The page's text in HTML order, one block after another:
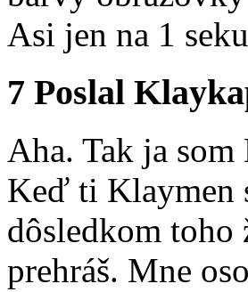
Asi jen na 1
7 Poslal
Aha. Tak ja
Keď ti Klaymen
dôsledkom toho
prehráš. Mne